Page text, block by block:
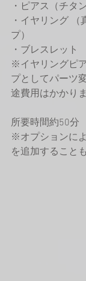
・ピアス（チタ
・イヤリング （
プ）
・ブレスレット
※イヤリングピ
プとしてパーツ
途費用はかかりま
所要時間約50分
※オプションに
を追加すること